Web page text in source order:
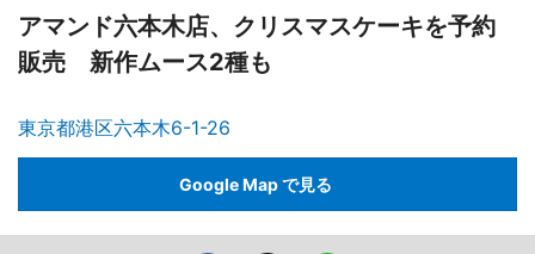
アマンド六本木店、クリスマスケーキを予約
販売 新作ムース2種も
東京都港区六本木6-1-26
Google Map で見る